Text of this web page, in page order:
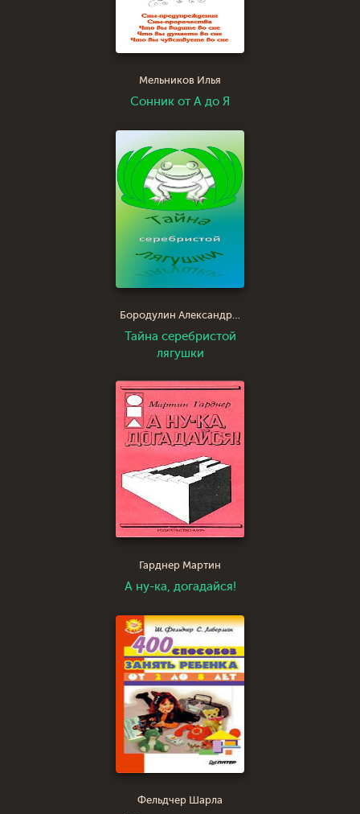
Мельников Илья
Сонник от А до Я
Бородулин Александр Иванович saci
Тайна серебристой
лягушки
Гарднер Мартин
А ну-ка, догадайся!
Фельдчер Шарла